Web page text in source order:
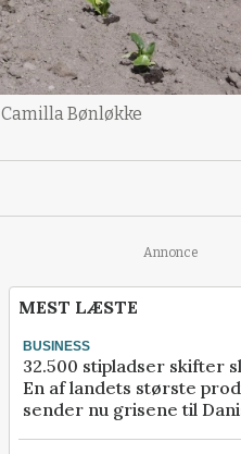
Bønløkke
Annonce
MEST LÆSTE
BUSINESS
32.500 stipladser skifter
En af landets største
sender nu grisene til